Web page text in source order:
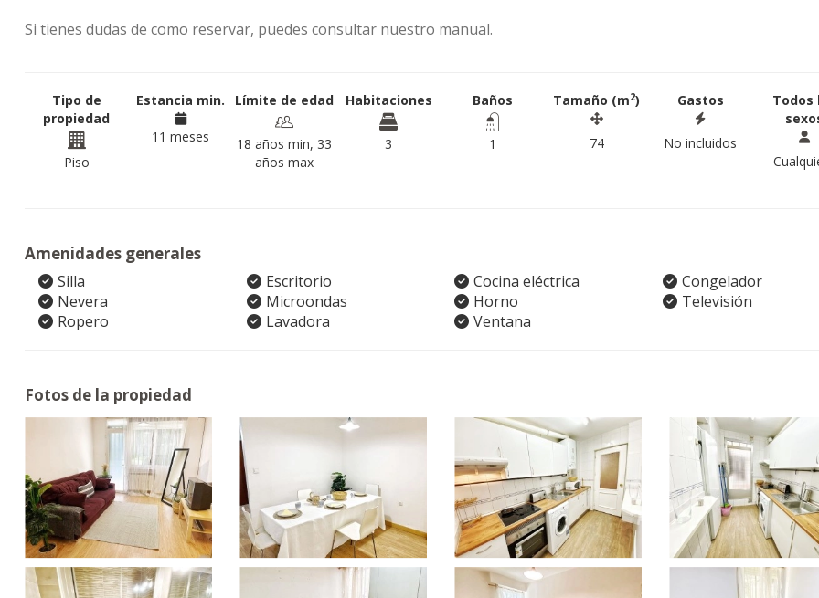
Si tienes dudas de como reservar, puedes consultar nuestro manual.
Tipo de
propiedad
Piso
Estancia min.
11 meses
Límite de edad
18 años min, 33
años max
Habitaciones
3
Baños
1
Tamaño (m2)
74
Gastos
No incluidos
Todos
Amenidades generales
Silla Escritorio Cocina eléctrica
Congelador
Nevera
Microondas Horno
Televisión
Ropero
Lavadora Ventana
Fotos de la propiedad